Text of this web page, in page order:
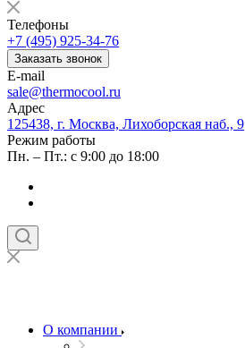
Телефоны
+7 (495) 925-34-76
Заказать звонок
E-mail
sale@thermocool.ru
Адрес
125438, г. Москва, Лихоборская наб., 9
Режим работы
Пн. – Пт.: с 9:00 до 18:00
О компании